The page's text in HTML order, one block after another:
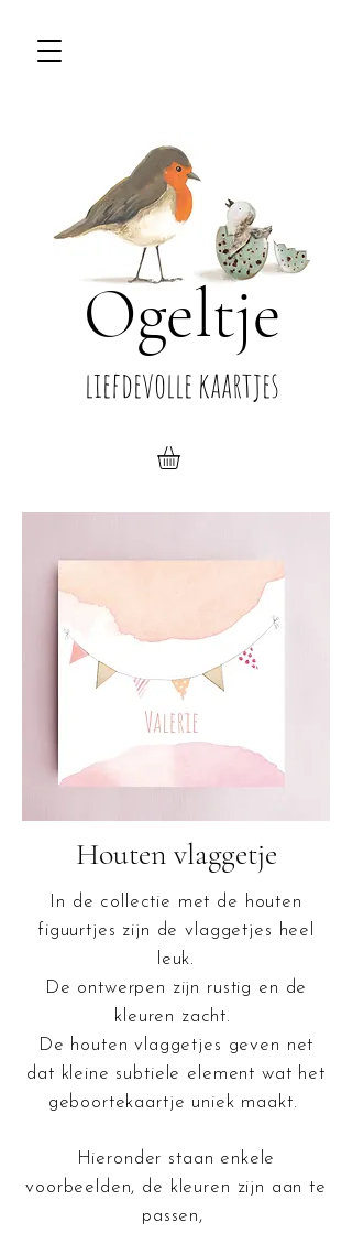
liefdevolle kaartjes
Ogeltje
Houten vlaggetje
In de collectie met de houten
figuurtjes zijn de vlaggetjes heel
leuk.
De ontwerpen zijn rustig en de
kleuren zacht.
De houten vlaggetjes geven net
dat kleine subtiele element wat het
geboortekaartje uniek maakt.
Hieronder staan enkele
voorbeelden, de kleuren zijn aan te
passen,